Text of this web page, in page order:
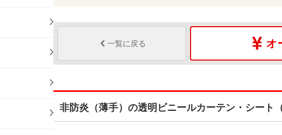
一覧に戻る オ
非防炎（薄手）の透明ビニールカーテン・シート